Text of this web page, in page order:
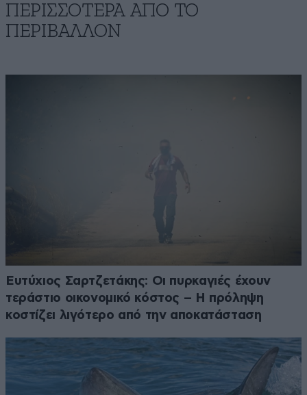
ΠΕΡΙΣΣΟΤΕΡΑ ΑΠΟ ΤΟ
ΠΕΡΙΒΑΛΛΟΝ
Ευτύχιος Σαρτζετάκης: Οι πυρκαγιές έχουν
τεράστιο οικονομικό κόστος – Η πρόληψη
κοστίζει λιγότερο από την αποκατάσταση